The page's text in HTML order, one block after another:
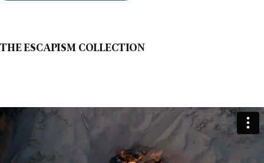
THE ESCAPISM COLLECTION